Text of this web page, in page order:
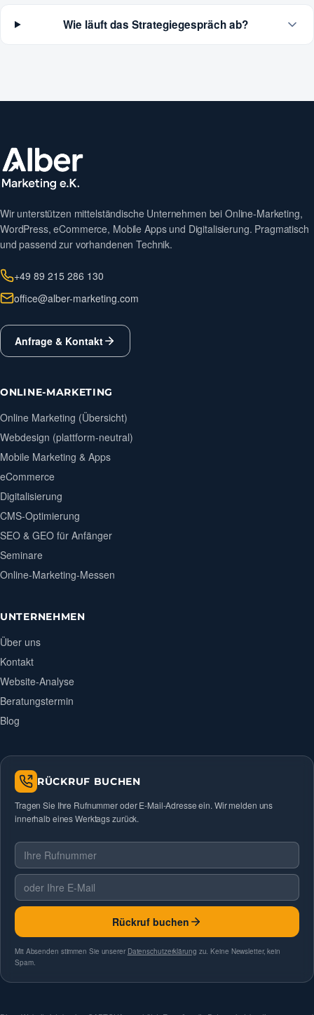
Wie läuft das Strategiegespräch ab?
Wir unterstützen mittelständische Unternehmen bei Online-Marketing,
WordPress, eCommerce, Mobile Apps und Digitalisierung. Pragmatisch
und passend zur vorhandenen Technik.
+49 89 215 286 130
office@alber-marketing.com
Anfrage & Kontakt
ONLINE-MARKETING
Online Marketing (Übersicht)
Webdesign (plattform-neutral)
Mobile Marketing & Apps
eCommerce
Digitalisierung
CMS-Optimierung
SEO & GEO für Anfänger
Seminare
Online-Marketing-Messen
UNTERNEHMEN
Über uns
Kontakt
Website-Analyse
Beratungstermin
Blog
RÜCKRUF BUCHEN
Tragen Sie Ihre Rufnummer oder E-Mail-Adresse ein. Wir melden uns
innerhalb eines Werktags zurück.
Telefonnummer
E-Mail
Rückruf buchen
Mit Absenden stimmen Sie unserer Datenschutzerklärung zu. Keine Newsletter, kein
Spam.